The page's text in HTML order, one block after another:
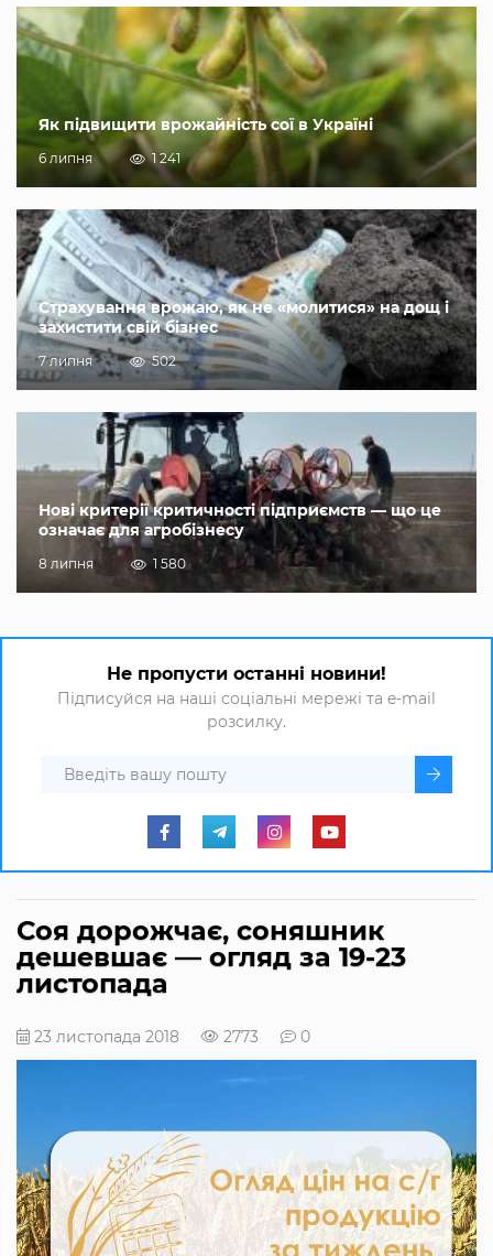
Як підвищити врожайність сої в Україні
6 липня 1 241
Страхування врожаю, як не «молитися» на дощ і
захистити свій бізнес
7 липня 502
Нові критерії критичності підприємств — що це
означає для агробізнесу
8 липня 1 580
Не пропусти останні новини!
Підписуйся на наші соціальні мережі та e-mail
розсилку.
Соя дорожчає, соняшник
дешевшає — огляд за 19-23
листопада
23 листопада 2018 2773 0